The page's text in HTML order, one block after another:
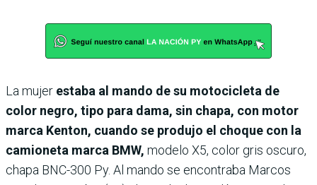
La mujer estaba al mando de su motocicleta de
color negro, tipo para dama, sin chapa, con motor
marca Kenton, cuando se produjo el choque con la
camioneta marca BMW, modelo X5, color gris oscuro,
chapa BNC-300 Py. Al mando se encontraba Marcos